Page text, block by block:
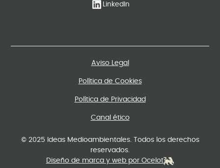
LinkedIn
© 2025 Ideas Medioambientales. Todos los derechos
reservados.
Diseño de marca y web por Ocelot
Aviso Legal
Política de Cookies
Política de Privacidad
Canal ético